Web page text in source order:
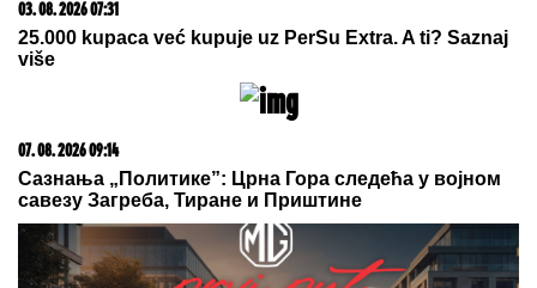
09. 08. 2026 06:24
Mame, danas ne čistimo kuću. Poštujemo Svetog
Panteliju